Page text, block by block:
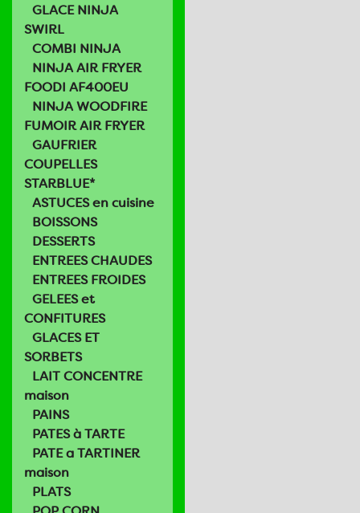
GLACE NINJA
SWIRL
COMBI NINJA
NINJA AIR FRYER
FOODI AF400EU
NINJA WOODFIRE
FUMOIR AIR FRYER
GAUFRIER
COUPELLES
STARBLUE*
ASTUCES en cuisine
BOISSONS
DESSERTS
ENTREES CHAUDES
ENTREES FROIDES
GELEES et
CONFITURES
GLACES ET
SORBETS
LAIT CONCENTRE
maison
PAINS
PATES à TARTE
PATE a TARTINER
maison
PLATS